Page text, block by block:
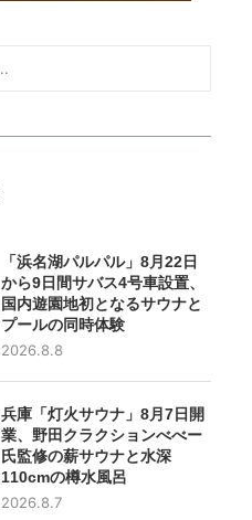
「浜名湖パルパル」8月22日
から9日間サバス4号車設置、
国内遊園地初となるサウナと
プールの同時体験
2026.8.8
兵庫「灯火サウナ」8月7日開
業、野田クラクションべべー
氏監修の薪サウナと水深
110cmの樽水風呂
2026.8.7